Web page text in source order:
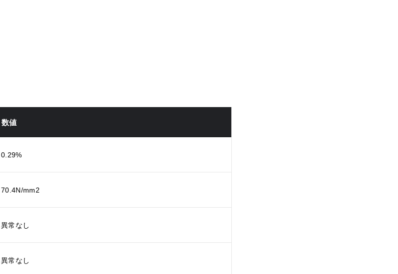
数値
0.29%
70.4N/mm2
異常なし
異常なし